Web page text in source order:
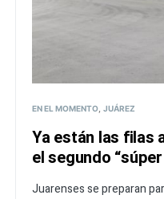
EN EL MOMENTO JUÁREZ
Ya están las filas
el segundo
Juarenses se preparan